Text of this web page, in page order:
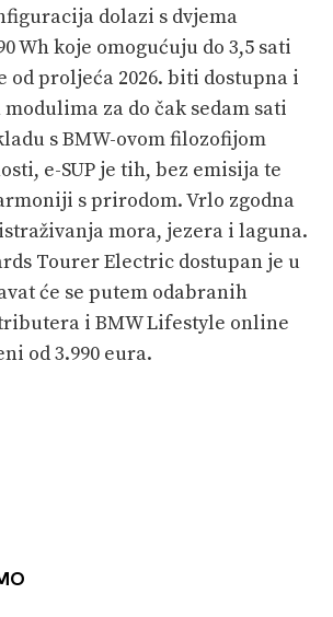
dolazi s dvjema
Wh koje omogućuju do 3,5 sati
od proljeća 2026. biti dostupna i
modulima za do čak sedam sati
s BMW-ovom filozofijom
e-SUP je tih, bez emisija te
s prirodom. Vrlo zgodna
mora, jezera i laguna.
Tourer Electric dostupan je u
će se putem odabranih
i BMW Lifestyle online
od 3.990 eura.